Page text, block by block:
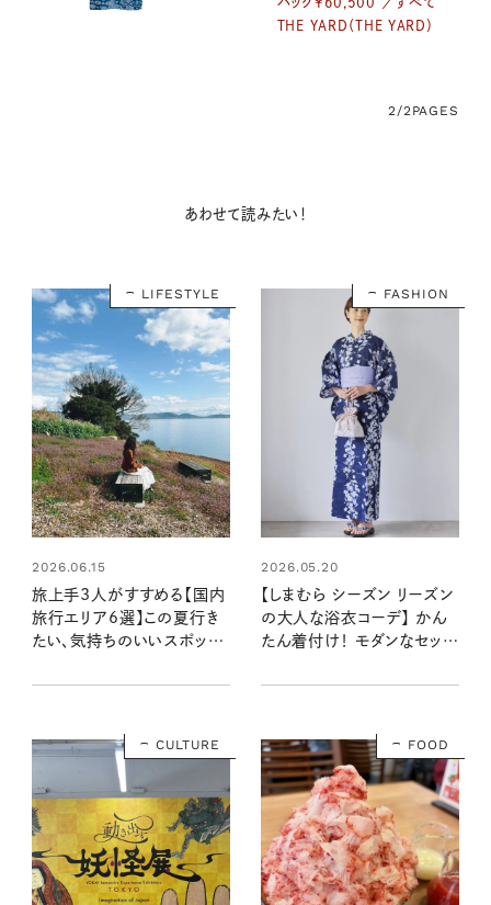
THE YARD（THE YARD）
2/2PAGES
あわせて読みたい！
LIFESTYLE
2026.06.15
旅上手3人がすすめる【国内
旅行エリア6選】この夏行き
たい、気持ちのいいスポット
FASHION
2026.05.20
【しまむら シーズン リーズン
の大人な浴衣コーデ】 かん
たん着付け！ モダンなセット
CULTURE FOOD